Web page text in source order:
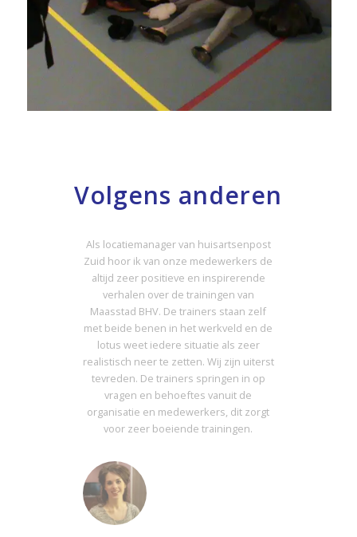
Volgens anderen
Als locatiemanager van huisartsenpost
Zuid hoor ik van onze medewerkers de
altijd zeer positieve en inspirerende
verhalen over de trainingen van
Maasstad BHV. De trainers staan zelf
met beide benen in het werkveld en de
lotus weet iedere situatie als zeer
realistisch neer te zetten. Wij zijn uiterst
tevreden. De trainers springen in op
vragen en behoeftes vanuit de
organisatie en medewerkers, dit zorgt
voor zeer boeiende trainingen.